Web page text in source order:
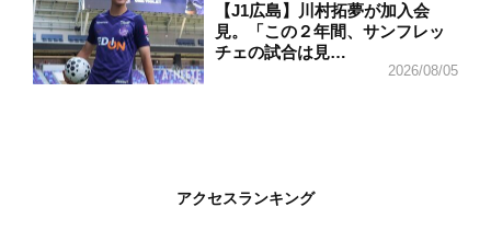
【J1広島】川村拓夢が加入会
見。「この２年間、サンフレッ
チェの試合は見…
2026/08/05
アクセスランキング